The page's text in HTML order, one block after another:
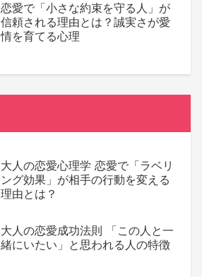
恋愛で「小さな約束を守る人」が
信頼される理由とは？誠実さが愛
情を育てる心理
大人の恋愛心理学 恋愛で「ラベリ
ング効果」が相手の行動を変える
理由とは？
大人の恋愛成功法則 「この人と一
緒にいたい」と思われる人の特徴